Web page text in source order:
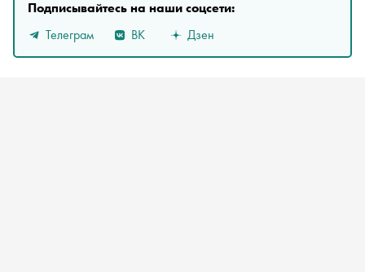
Подписывайтесь на наши соцсети:
Телеграм
ВК Дзен